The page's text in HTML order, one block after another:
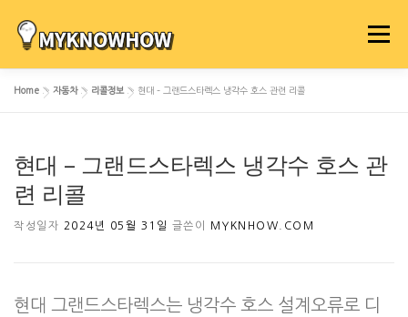
로
메뉴
Home » 자동차» 리콜정보 » 현대 – 그랜드스타렉스 냉각수 호스 관련 리콜
현대 – 그랜드스타렉스 냉각수 호스 관
련 리콜
작성일자 2024년 05월 31일 글쓴이 MYKNHOW.COM
현대 그랜드스타렉스는 냉각수 호스 설계오류로 디